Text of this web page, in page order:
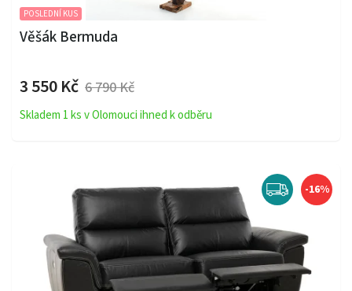
POSLEDNÍ KUS
Věšák Bermuda
3 550 Kč 6 790 Kč
Skladem 1 ks v Olomouci ihned k odběru
-16%